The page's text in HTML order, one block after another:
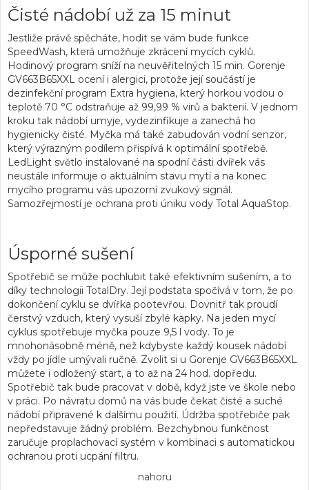
Čisté nádobí už za 15 minut
Jestliže právě spěcháte, hodit se vám bude funkce
SpeedWash, která umožňuje zkrácení mycích cyklů.
Hodinový program sníží na neuvěřitelných 15 min. Gorenje
GV663B65XXL ocení i alergici, protože její součástí je
dezinfekční program Extra hygiena, který horkou vodou o
teplotě 70 °C odstraňuje až 99,99 % virů a bakterií. V jednom
kroku tak nádobí umyje, vydezinfikuje a zanechá ho
hygienicky čisté. Myčka má také zabudován vodní senzor,
který výrazným podílem přispívá k optimální spotřebě.
LedLight světlo instalované na spodní části dvířek vás
neustále informuje o aktuálním stavu mytí a na konec
mycího programu vás upozorní zvukový signál.
Samozřejmostí je ochrana proti úniku vody Total AquaStop.
Úsporné sušení
Spotřebič se může pochlubit také efektivním sušením, a to
díky technologii TotalDry. Její podstata spočívá v tom, že po
dokončení cyklu se dvířka pootevřou. Dovnitř tak proudí
čerstvý vzduch, který vysuší zbylé kapky. Na jeden mycí
cyklus spotřebuje myčka pouze 9,5 l vody. To je
mnohonásobně méně, než kdybyste každý kousek nádobí
vždy po jídle umývali ručně. Zvolit si u Gorenje GV663B65XXL
můžete i odložený start, a to až na 24 hod. dopředu.
Spotřebič tak bude pracovat v době, když jste ve škole nebo
v práci. Po návratu domů na vás bude čekat čisté a suché
nádobí připravené k dalšímu použití. Údržba spotřebiče pak
nepředstavuje žádný problém. Bezchybnou funkčnost
zaručuje proplachovací systém v kombinaci s automatickou
ochranou proti ucpání filtru.
nahoru